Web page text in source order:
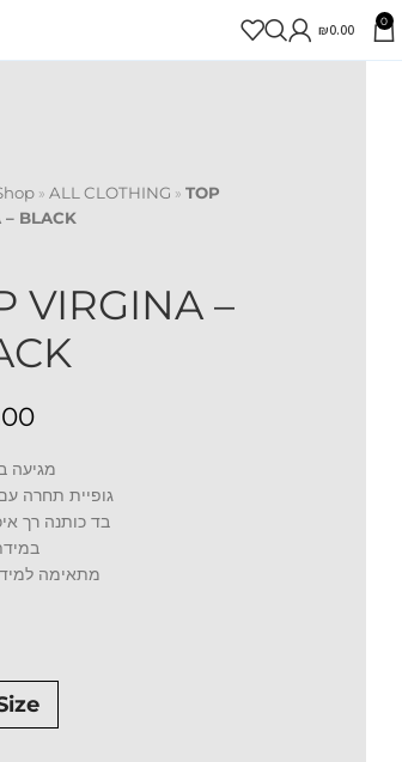
0
₪0.00
»ALL CLOTHING »TOP
– BLACK
VIRGINA –
מגיעה ב-4
גופיית תחרה
בד כותנה רך
מתאימה למידות